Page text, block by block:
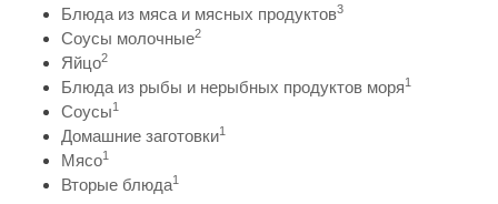
Блюда из мяса и мясных продуктов3
Соусы молочные2
Яйцо2
Блюда из рыбы и нерыбных продуктов моря1
Соусы1
Домашние заготовки1
Мясо1
Вторые блюда1